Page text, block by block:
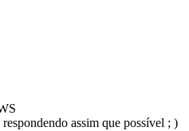
assim que possível ; )